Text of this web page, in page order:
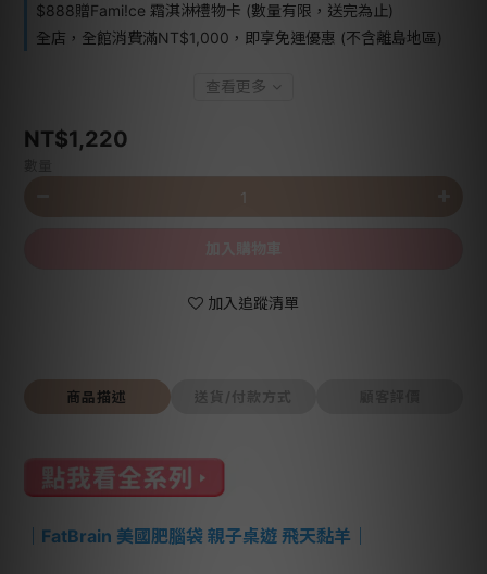
$888贈Fami!ce 霜淇淋禮物卡 (數量有限，送完為止)
全店，全館消費滿NT$1,000，即享免運優惠 (不含離島地區)
查看更多
NT$1,220
加入追蹤清單
商品描述 送貨/付款方式
FatBrain 美國肥腦袋 親子桌遊 飛天黏羊